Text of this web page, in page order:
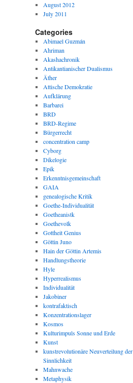
August 2012
July 2011
Categories
Abimael Guzmán
Ahriman
Akashachronik
Antikantianischer Dualismus
Äther
Attische Demokratie
Aufklärung
Barbarei
BRD
BRD-Regime
Bürgerrecht
concentration camp
Cyborg
Dikelogie
Epik
Erkenntnisgemeinschaft
GAIA
genealogische Kritik
Goethe-Individualität
Goetheanistk
Goethevolk
Gottheit Genius
Göttin Juno
Hain der Göttin Artemis
Handlungstheorie
Hyle
Hyperrealismus
Individualität
Jakobiner
kontrafaktisch
Konzentrationslager
Kosmos
Kulturimpuls Sonne und Erde
Kunst
kunstrevolutionäre Neuverteilung der
Sinnlichkeit
Mahnwache
Metaphysik